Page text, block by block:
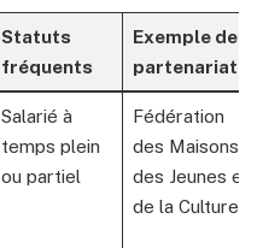
Statuts
fréquents
Exemple de
partenariat
Salarié à
temps plein
ou partiel
Fédération
des Maisons
des Jeunes et
de la Culture